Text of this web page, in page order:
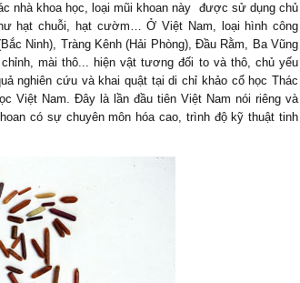
nhà khoa học, loại mũi khoan này được sử dụng chủ
hạt chuỗi, hạt cườm… Ở Việt Nam, loại hình công
Ninh), Tràng Kênh (Hải Phòng), Đầu Rằm, Ba Vũng
mài thô... hiện vật tương đối to và thô, chủ yếu
nghiên cứu và khai quật tại di chỉ khảo cổ học Thác
Việt Nam. Đây là lần đầu tiên Việt Nam nói riêngvà
có sự chuyên môn hóa cao, trình độ kỹ thuật tinh